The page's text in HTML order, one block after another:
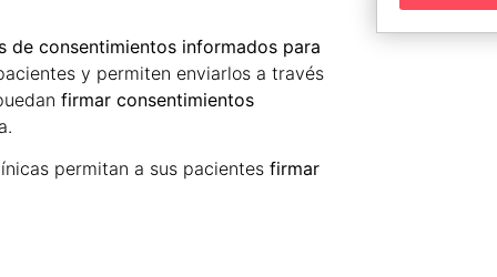
de consentimientos informados para
y permiten enviarlos a través
firmar consentimientos
permitan a sus pacientes firmar